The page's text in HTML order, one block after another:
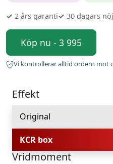
✓ 2 års garanti✓ 30 dagars
Köp nu - 3 995
Vi kontrollerar alltid ordern mot
Effekt
Original
KCR box
Vridmoment